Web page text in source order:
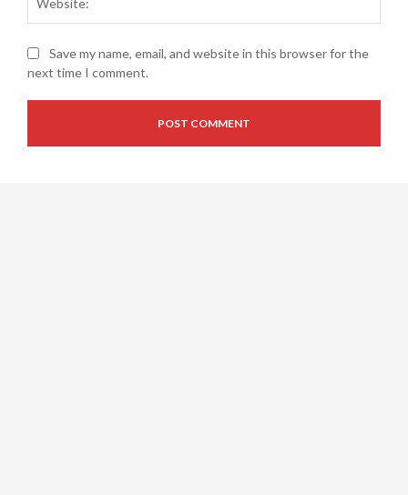
Save my name, email, and website in this browser for the
next time I comment.